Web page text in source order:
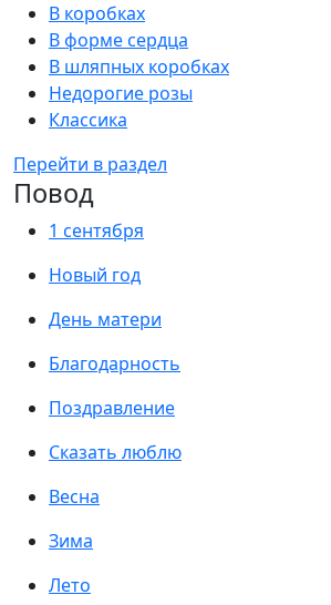
В коробках
В форме сердца
В шляпных коробках
Недорогие розы
Классика
Перейти в раздел
Повод
1 сентября
Новый год
День матери
Благодарность
Поздравление
Сказать люблю
Весна
Зима
Лето